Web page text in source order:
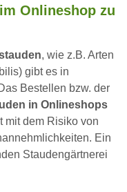
Onlineshop zu
, wie z.B. Arten
gibt es in
Bestellen bzw. der
in Onlineshops
mit dem Risiko von
Ein
Staudengärtnerei